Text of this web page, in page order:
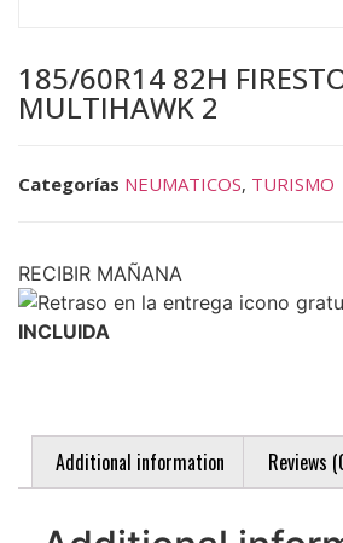
185/60R14 82H
MULTIHAWK 2
Categorías NEUMATICOS, TURISMO
RECIBIR MAÑANA
INCLUIDA
Additional information Reviews